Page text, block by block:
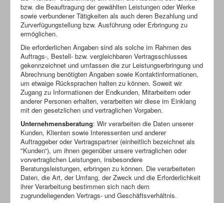
bzw. die Beauftragung der gewählten Leistungen oder Werke
sowie verbundener Tätigkeiten als auch deren Bezahlung und
Zurverfügungstellung bzw. Ausführung oder Erbringung zu
ermöglichen.
Die erforderlichen Angaben sind als solche im Rahmen des
Auftrags-, Bestell- bzw. vergleichbaren Vertragsschlusses
gekennzeichnet und umfassen die zur Leistungserbringung und
Abrechnung benötigten Angaben sowie Kontaktinformationen,
um etwaige Rücksprachen halten zu können. Soweit wir
Zugang zu Informationen der Endkunden, Mitarbeitern oder
anderer Personen erhalten, verarbeiten wir diese im Einklang
mit den gesetzlichen und vertraglichen Vorgaben.
Unternehmensberatung: Wir verarbeiten die Daten unserer
Kunden, Klienten sowie Interessenten und anderer
Auftraggeber oder Vertragspartner (einheitlich bezeichnet als
"Kunden“), um ihnen gegenüber unsere vertraglichen oder
vorvertraglichen Leistungen, insbesondere
Beratungsleistungen, erbringen zu können. Die verarbeiteten
Daten, die Art, der Umfang, der Zweck und die Erforderlichkeit
ihrer Verarbeitung bestimmen sich nach dem
zugrundeliegenden Vertrags- und Geschäftsverhältnis.